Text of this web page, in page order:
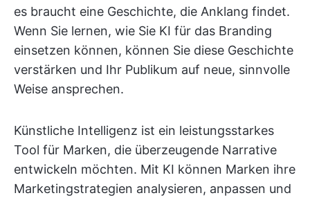
es braucht eine Geschichte, die Anklang findet.
Wenn Sie lernen, wie Sie KI für das Branding
einsetzen können, können Sie diese Geschichte
verstärken und Ihr Publikum auf neue, sinnvolle
Weise ansprechen.
Künstliche Intelligenz ist ein leistungsstarkes
Tool für Marken, die überzeugende Narrative
entwickeln möchten. Mit KI können Marken ihre
Marketingstrategien analysieren, anpassen und